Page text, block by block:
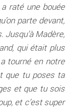
raté une bouée
parte devant,
Madère,
qui était plus
tourné en notre
que tu poses ta
et que tu sois
et c’est super